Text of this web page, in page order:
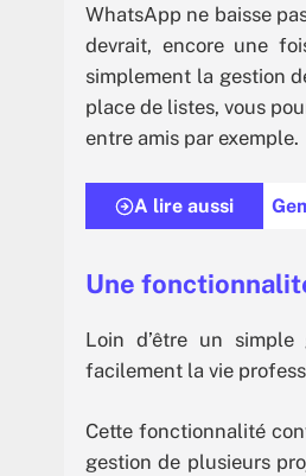
WhatsApp ne baisse
devrait, encore une
simplement la gestion
place de listes, vous
entre amis par exemple.
A lire aussi
Une
Loin d’être un
facilement la vie
Cette fonctionnalité
gestion de plusieurs